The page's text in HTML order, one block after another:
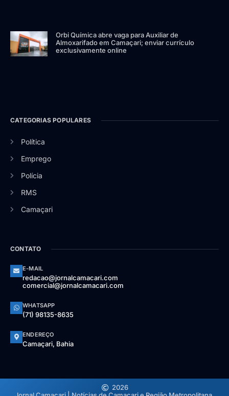
Orbi Química abre vaga para Auxiliar de
Almoxarifado em Camaçari; enviar currículo
exclusivamente online
CATEGORIAS POPULARES
Política
Emprego
Polícia
RMS
Camaçari
CONTATO
E-MAIL
redacao@jornalcamacari.com
comercial@jornalcamacari.com
WHATSAPP
(71) 98135-8635
ENDEREÇO
Camaçari, Bahia
2026